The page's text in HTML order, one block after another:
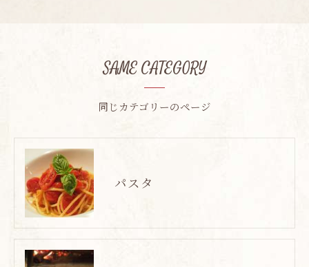
同じカテゴリーのページ
SAME CATEGORY
パスタ